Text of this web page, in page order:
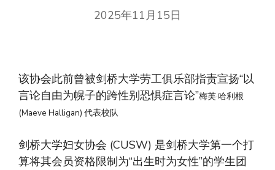
2025年11月15日
该协会此前曾被剑桥大学劳工俱乐部指责宣扬“以
言论自由为幌子的跨性别恐惧症言论”梅芙·哈利根
(Maeve Halligan) 代表校队
剑桥大学妇女协会 (CUSW) 是剑桥大学第一个打
算将其会员资格限制为“出生时为女性”的学生团